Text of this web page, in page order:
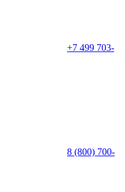
+7 499 703-
8 (800) 700-